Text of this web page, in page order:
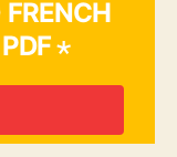
⋆